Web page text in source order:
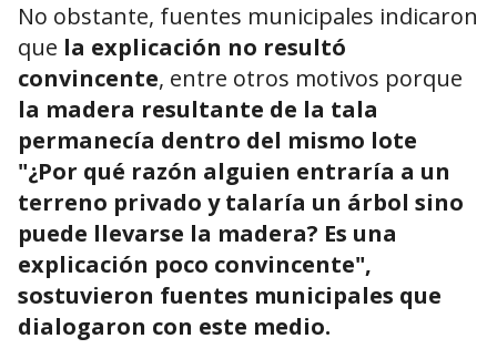
No obstante, fuentes municipales indicaron
que la explicación no resultó
convincente, entre otros motivos porque
la madera resultante de la tala
permanecía dentro del mismo lote
"¿Por qué razón alguien entraría a un
terreno privado y talaría un árbol sino
puede llevarse la madera? Es una
explicación poco convincente",
sostuvieron fuentes municipales que
dialogaron con este medio.